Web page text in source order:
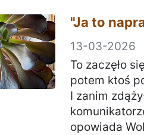
"Ja to
13-03-2026
To zaczęło
potem ktoś
I zanim
opowiada